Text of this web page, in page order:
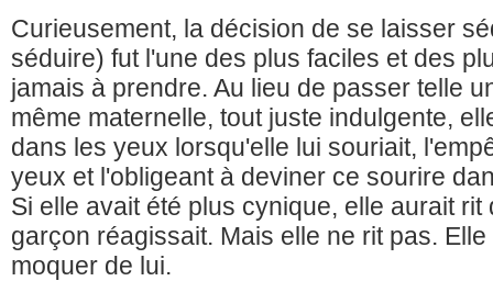
Curieusement, la décision de se laisser
séduire) fut l'une des plus faciles et des
jamais à prendre. Au lieu de passer telle
même maternelle, tout juste indulgente,
dans les yeux lorsqu'elle lui souriait,
yeux et l'obligeant à deviner ce sourire
Si elle avait été plus cynique, elle aurait
garçon réagissait. Mais elle ne rit pas.
moquer de lui.